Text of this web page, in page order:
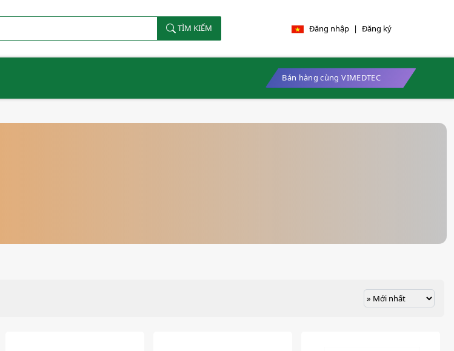
TÌM KIẾM Đăng nhập | Đăng ký
Bán hàng cùng VIMEDTEC